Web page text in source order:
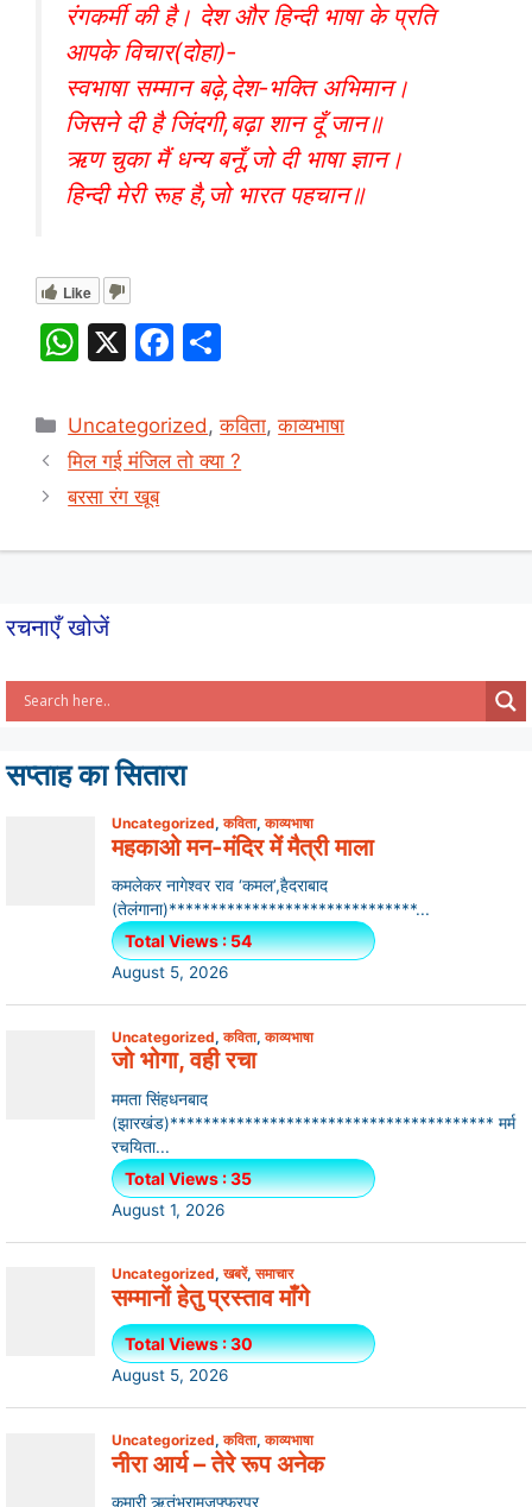
रंगकर्मी की है। देश और हिन्दी भाषा के प्रति
आपके विचार(दोहा)-
स्वभाषा सम्मान बढ़े,देश-भक्ति अभिमान।
जिसने दी है जिंदगी,बढ़ा शान दूँ जान॥
ऋण चुका मैं धन्य बनूँ,जो दी भाषा ज्ञान।
हिन्दी मेरी रूह है,जो भारत पहचान॥
Like
W
at
s
A
X
F
c
e
ar
e
Categories
Uncategorized ,कविता,काव्यभाषा
मिल गई मंजिल तो क्या ?
बरसा रंग खूब
रचनाएँ खोजें
सप्ताह का सितारा